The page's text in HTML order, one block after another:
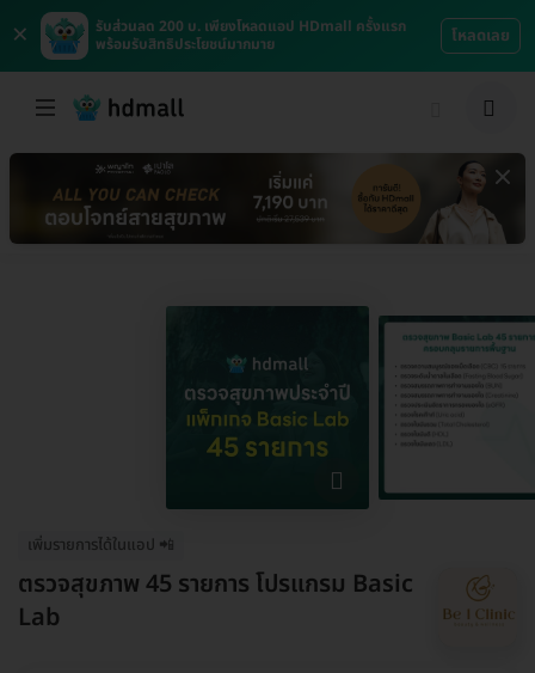
×
รับส่วนลด 200 บ. เพียงโหลดแอป HDmall ครั้งแรก
พร้อมรับสิทธิประโยชน์มากมาย
โหลดเลย
เพิ่มรายการได้ในแอป 📲
ตรวจสุขภาพ 45 รายการ โปรแกรม Basic
Lab